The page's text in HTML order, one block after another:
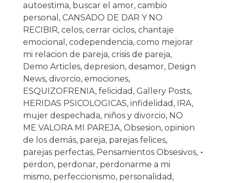
autoestima, buscar el amor, cambio
personal , CANSADO DE DAR Y NO
RECIBIR, celos, cerrar ciclos, chantaje
emocional , codependencia, como mejorar
mi relacion de pareja, crisis de pareja,
Demo Articles, depresion, desamor, Design
News, divorcio, emociones,
ESQUIZOFRENIA, felicidad , Gallery Posts,
HERIDAS PSICOLOGICAS, infidelidad , IRA,
mujer despechada, niños y divorcio, NO
ME VALORA MI PAREJA, Obsesion, opinion
de los demás, pareja, parejas felices,
parejas perfectas, Pensamientos Obsesivos,
perdon, perdonar, perdonarme a mi
mismo, perfeccionismo, personalidad ,